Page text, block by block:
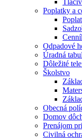
Poplatky a
Odpadové
Úradná
Dôležité
Školstvo
Obecná
Domov
Prenájom
Civilná